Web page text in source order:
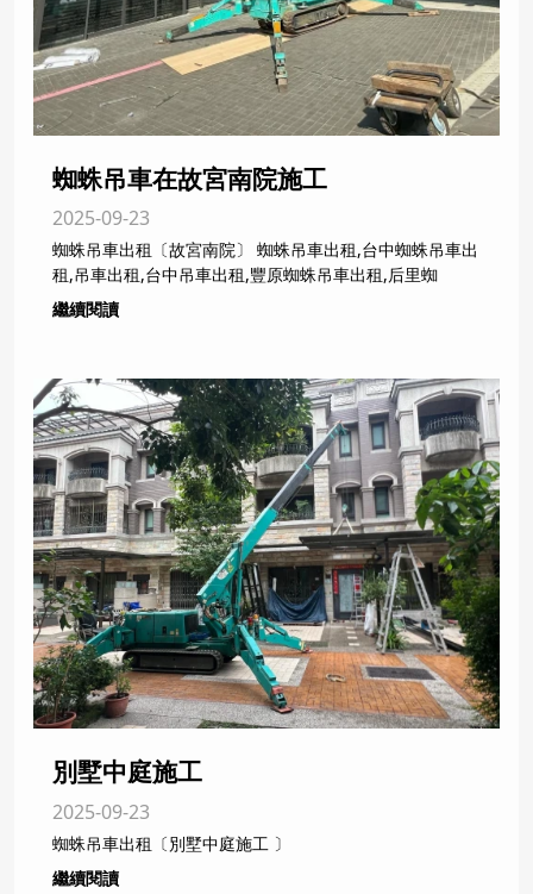
蜘蛛吊車在故宮南院施工
2025-09-23
蜘蛛吊車出租〔故宮南院〕 蜘蛛吊車出租,台中蜘蛛吊車出
租,吊車出租,台中吊車出租,豐原蜘蛛吊車出租,后里蜘
繼續閱讀
別墅中庭施工
2025-09-23
繼續閱讀